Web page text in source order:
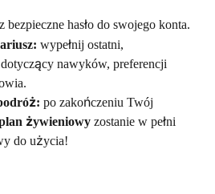
bezpieczne hasło do swojego konta.
wypełnij ostatni,
nawyków, preferencji
po zakończeniu Twój
żywieniowy zostanie w pełni
do użycia!